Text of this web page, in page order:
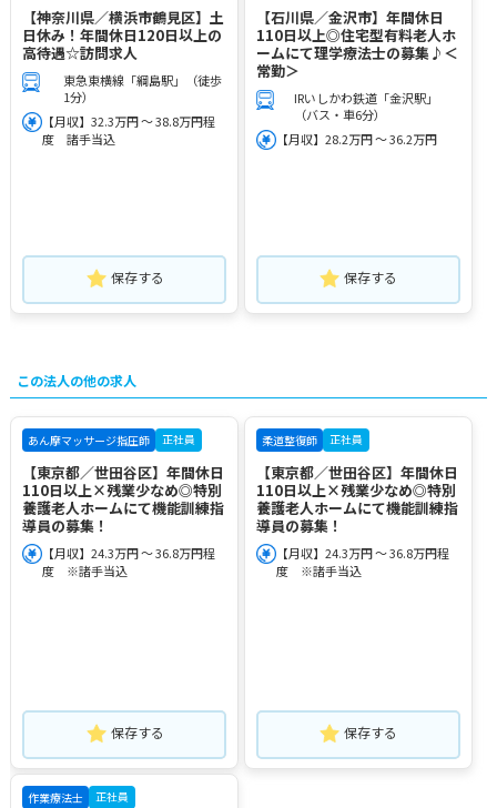
【神奈川県／横浜市鶴見区】土
日休み！年間休日120日以上の
高待遇☆訪問求人
東急東横線「綱島駅」（徒歩
1分）
【月収】32.3万円 ～ 38.8万円程
度 諸手当込
保存する
【石川県／金沢市】年間休日
110日以上◎住宅型有料老人ホ
ームにて理学療法士の募集♪＜
常勤＞
IRいしかわ鉄道「金沢駅」
（バス・車6分）
【月収】28.2万円 ～ 36.2万円
保存する
この法人の他の求人
あん摩マッサージ指圧師 正社員
【東京都／世田谷区】年間休日
110日以上×残業少なめ◎特別
養護老人ホームにて機能訓練指
導員の募集！
【月収】24.3万円 ～ 36.8万円程
度 ※諸手当込
保存する
柔道整復師 正社員
【東京都／世田谷区】年間休日
110日以上×残業少なめ◎特別
養護老人ホームにて機能訓練指
導員の募集！
【月収】24.3万円 ～ 36.8万円程
度 ※諸手当込
保存する
作業療法士 正社員